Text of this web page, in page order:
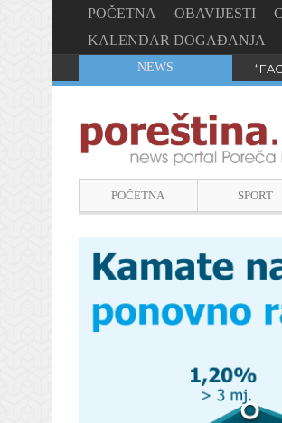
POČETNA OBAVIJESTI
KALENDAR DOGAĐANJA
NEWS
POČETNA SPORT